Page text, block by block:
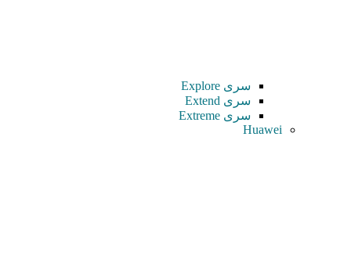
سری Explore
سری Extend
سری Extreme
Huawei